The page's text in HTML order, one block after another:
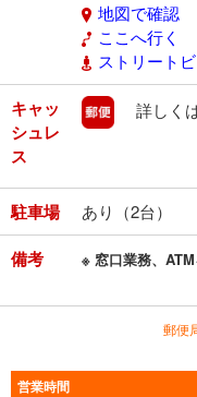
地図で確認
ここへ行く
ストリート
キャッ
シュレ
ス
郵便
詳しく
駐車場 あり（2台）
備考 ※ 窓口業務、
郵便
営業時間